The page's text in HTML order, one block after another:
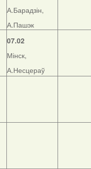
А.Барадзін,
А.Пашэк
07.02
Мінск,
А.Несцераў